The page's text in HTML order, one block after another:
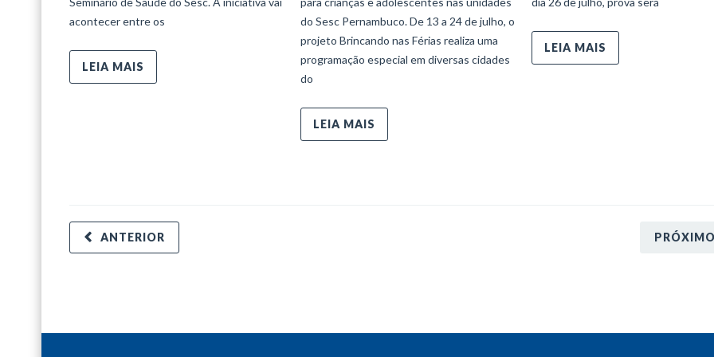
acontecer entre os
LEIA MAIS
do Sesc Pernambuco. De 13 a 24 de julho, o
projeto Brincando nas Férias realiza uma
programação especial em diversas cidades
do
LEIA MAIS
LEIA MAIS
ANTERIOR